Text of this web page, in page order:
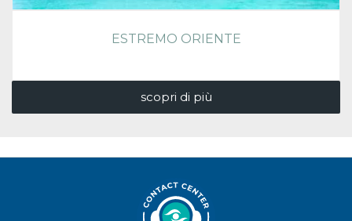
ESTREMO ORIENTE
scopri di più